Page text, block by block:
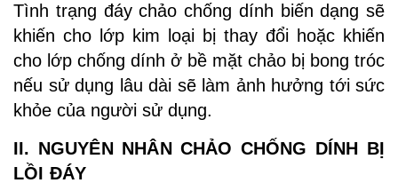
Tình trạng đáy chảo chống dính biến dạng sẽ
khiến cho lớp kim loại bị thay đổi hoặc khiến
cho lớp chống dính ở bề mặt chảo bị bong tróc
nếu sử dụng lâu dài sẽ làm ảnh hưởng tới sức
khỏe của người sử dụng.
II. NGUYÊN NHÂN CHẢO CHỐNG DÍNH BỊ
LỒI ĐÁY